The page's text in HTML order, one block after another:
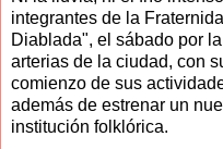
integrantes de la
Diablada", el sábado por
arterias de la ciudad, con
comienzo de sus
además de estrenar un
institución folklórica.